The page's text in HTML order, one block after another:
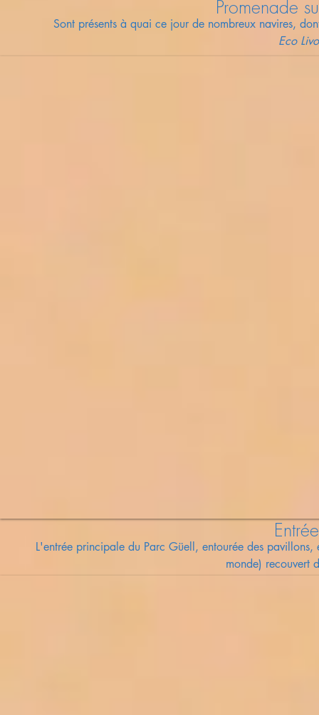
Promenade
Sont présents à quai ce jour de nombreux navires,
Eco
L'entrée principale du Parc Güell, entourée des pavillons,
monde) recouvert